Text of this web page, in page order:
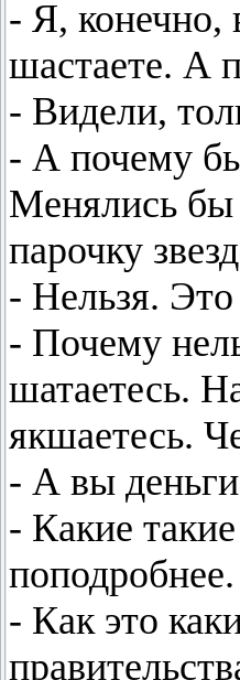
- Я, конечно,
шастаете. А
- Видели,
- А почему
Менялись
парочку
- Нельзя.
- Почему
шатаетесь.
якшаетесь.
- А вы
- Какие
- Как это